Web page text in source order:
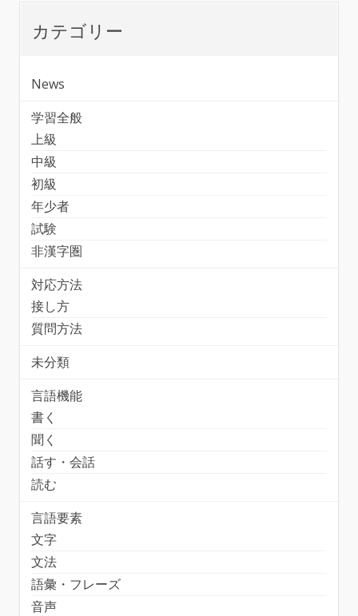
カテゴリー
News
学習全般
上級
中級
初級
年少者
試験
非漢字圏
対応方法
接し方
質問方法
未分類
言語機能
書く
聞く
話す・会話
読む
言語要素
文字
文法
語彙・フレーズ
音声